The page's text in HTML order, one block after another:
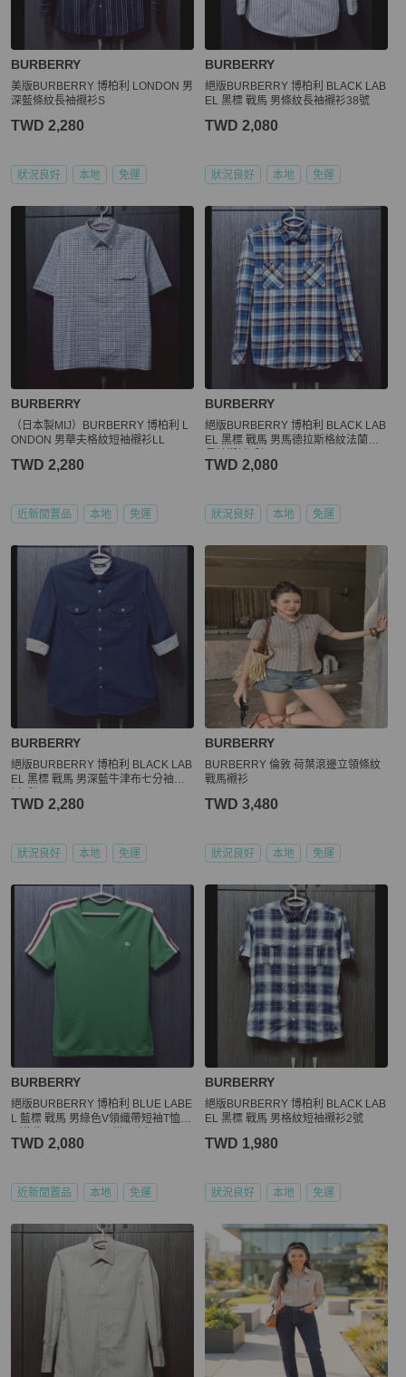
BURBERRY
美版BURBERRY 博柏利 LONDON 男
深藍條紋長袖襯衫S
TWD 2,280
狀況良好 本地 免運
BURBERRY
絕版BURBERRY 博柏利 BLACK LAB
EL 黑標 戰馬 男條紋長袖襯衫38號
TWD 2,080
狀況良好 本地 免運
BURBERRY
（日本製MIJ）BURBERRY 博柏利 L
ONDON 男華夫格紋短袖襯衫LL
TWD 2,280
近新閒置品 本地 免運
BURBERRY
絕版BURBERRY 博柏利 BLACK LAB
EL 黑標 戰馬 男馬德拉斯格紋法蘭絨
TWD 2,080
狀況良好 本地 免運
BURBERRY
絕版BURBERRY 博柏利 BLACK LAB
EL 黑標 戰馬 男深藍牛津布七分袖襯
TWD 2,280
狀況良好 本地 免運
BURBERRY
BURBERRY 倫敦 荷葉滾邊立領條紋
戰馬襯衫
TWD 3,480
狀況良好 本地 免運
BURBERRY
絕版BURBERRY 博柏利 BLUE LABE
L 藍標 戰馬 男綠色V領織帶短袖T恤
TWD 2,080
近新閒置品 本地 免運
BURBERRY
絕版BURBERRY 博柏利 BLACK LAB
EL 黑標 戰馬 男格紋短袖襯衫2號
TWD 1,980
狀況良好 本地 免運